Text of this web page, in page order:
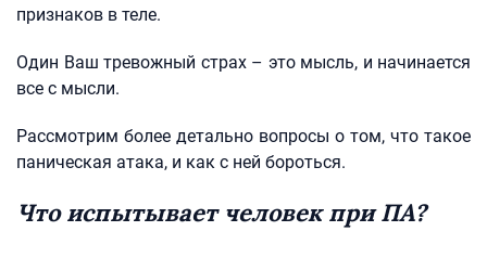
признаков в теле.
Один Ваш тревожный страх – это мысль, и начинается
все с мысли.
Рассмотрим более детально вопросы о том, что такое
паническая атака, и как с ней бороться.
Что испытывает человек при ПА?